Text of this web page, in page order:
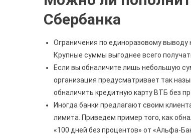
Сбербанка
Ограничения по единоразовому выводу
Крупные суммы выгоднее всего
Если вы обналичите лишь небольшую
организация предусматривает так
обналичить кредитную карту ВТБ без
Иногда банки предлагают своим
лимита. Приведем пример того, как
«100 дней без процентов» от «Альфа-